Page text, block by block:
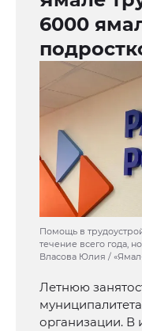
6000
Помощь в
течение всего года,
Власова Юлия /
Летнюю
организации. В